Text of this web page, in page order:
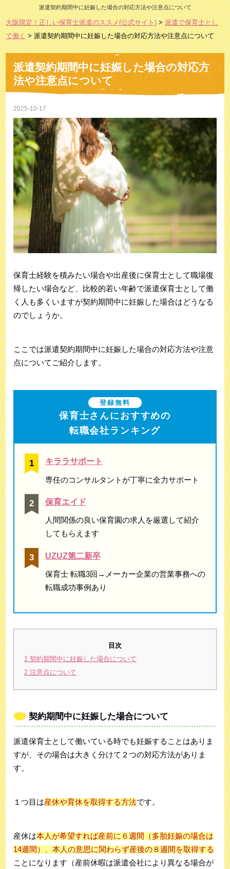
派遣契約期間中に妊娠した場合の対応方法や注意点について
大阪限定！正しい保育士派遣のススメ(公式サイト)>派遣で保育士とし
て働く> 派遣契約期間中に妊娠した場合の対応方法や注意点について
派遣契約期間中に妊娠した場合の対応方
法や注意点について
2025-10-17
保育士経験を積みたい場合や出産後に保育士として職場復
帰したい場合など、比較的若い年齢で派遣保育士として働
く人も多くいますが契約期間中に妊娠した場合はどうなる
のでしょうか。
ここでは派遣契約期間中に妊娠した場合の対応方法や注意
点についてご紹介します。
登録無料
保育士さんにおすすめの
転職会社ランキング
キララサポート
専任のコンサルタントが丁寧に全力サポート
保育エイド
人間関係の良い保育園の求人を厳選して紹介
してもらえます
UZUZ第二新卒
保育士 転職3回→メーカー企業の営業事務への
転職成功事例あり
目次
1 契約期間中に妊娠した場合について
2 注意点について
契約期間中に妊娠した場合について
派遣保育士として働いている時でも妊娠することはありま
すが、その場合は大きく分けて２つの対応方法がありま
す。
１つ目は産休や育休を取得する方法です。
産休は本人が希望すれば産前に６週間（多胎妊娠の場合は
14週間）、本人の意思に関わらず産後の８週間を取得する
ことになります（産前休暇は派遣会社により異なる場合が